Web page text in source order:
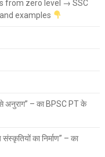
from zero level → SSC
examples
अनुराग” – का BPSC PT के
का निर्माण” – का